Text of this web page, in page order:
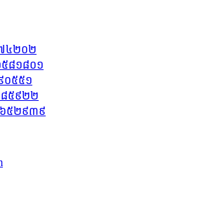
៤២០២
៨១៨០១
០៥៥១
៥៩២២
៥២៩៣៩